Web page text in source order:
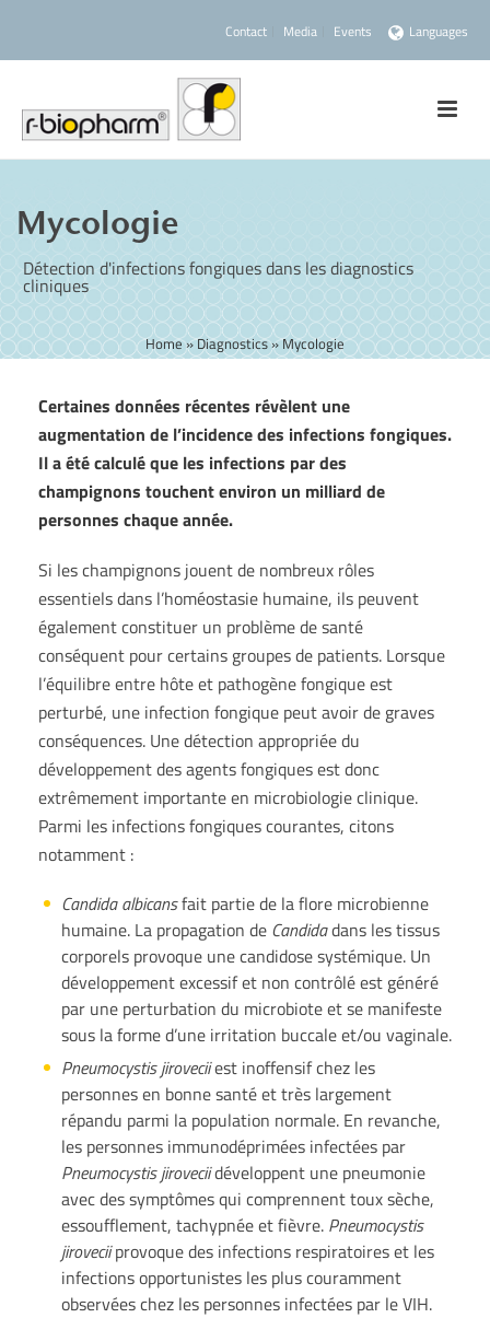
Contact Media Events Languages
Mycologie
Détection d'infections fongiques dans les diagnostics
cliniques
Home»Diagnostics»Mycologie
Certaines données récentes révèlent une
augmentation de l’incidence des infections fongiques.
Il a été calculé que les infections par des
champignons touchent environ un milliard de
personnes chaque année.
Si les champignons jouent de nombreux rôles
essentiels dans l’homéostasie humaine, ils peuvent
également constituer un problème de santé
conséquent pour certains groupes de patients. Lorsque
l’équilibre entre hôte et pathogène fongique est
perturbé, une infection fongique peut avoir de graves
conséquences. Une détection appropriée du
développement des agents fongiques est donc
extrêmement importante en microbiologie clinique.
Parmi les infections fongiques courantes, citons
notamment :
Candida albicansfait partie de la flore microbienne
humaine. La propagation de Candidadans les tissus
corporels provoque une candidose systémique. Un
développement excessif et non contrôlé est généré
par une perturbation du microbiote et se manifeste
sous la forme d’une irritation buccale et/ou vaginale.
Pneumocystis jiroveciiest inoffensif chez les
personnes en bonne santé et très largement
répandu parmi la population normale. En revanche,
les personnes immunodéprimées infectées par
Pneumocystis jiroveciidéveloppent une pneumonie
avec des symptômes qui comprennent toux sèche,
essoufflement, tachypnée et fièvre. Pneumocystis
jiroveciiprovoque des infections respiratoires et les
infections opportunistes les plus couramment
observées chez les personnes infectées par le VIH.